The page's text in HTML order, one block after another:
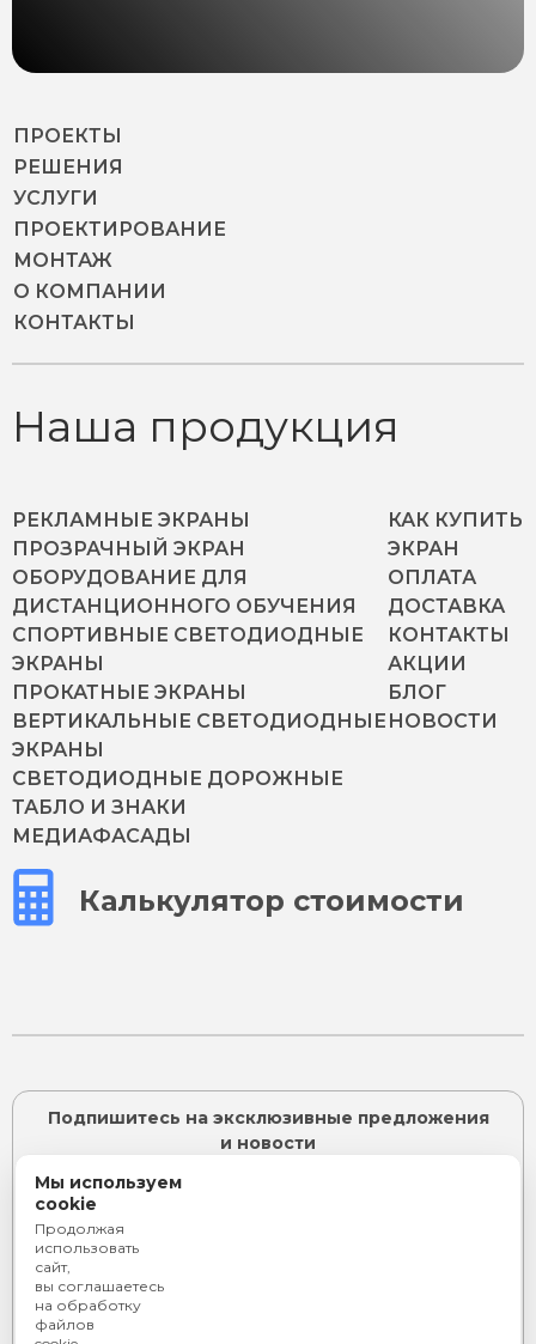
ПРОЕКТЫ
РЕШЕНИЯ
УСЛУГИ
ПРОЕКТИРОВАНИЕ
МОНТАЖ
О КОМПАНИИ
КОНТАКТЫ
Наша продукция
РЕКЛАМНЫЕ ЭКРАНЫ
ПРОЗРАЧНЫЙ ЭКРАН
ОБОРУДОВАНИЕ ДЛЯ
ДИСТАНЦИОННОГО ОБУЧЕНИЯ
СПОРТИВНЫЕ СВЕТОДИОДНЫЕ
ЭКРАНЫ
ПРОКАТНЫЕ ЭКРАНЫ
ВЕРТИКАЛЬНЫЕ СВЕТОДИОДНЫЕ
ЭКРАНЫ
СВЕТОДИОДНЫЕ ДОРОЖНЫЕ
ТАБЛО И ЗНАКИ
МЕДИАФАСАДЫ
КАК КУПИТЬ
ЭКРАН
ОПЛАТА
ДОСТАВКА
КОНТАКТЫ
АКЦИИ
БЛОГ
НОВОСТИ
Калькулятор стоимости
Подпишитесь на эксклюзивные предложения
и новости
Я согласен с
согласие наобработку персональных данных
Мы используем
cookie
Продолжая
использовать
сайт,
вы соглашаетесь
на обработку
файлов